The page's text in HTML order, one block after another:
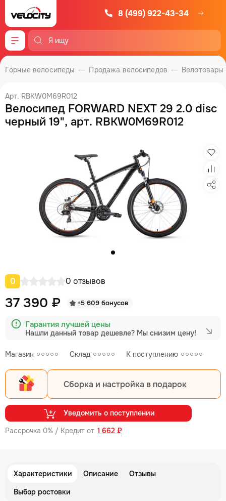
8 (499) 922-43-34
Меню
Велотовары
Продажа велосипедов
Горные велосипеды
Арт. RBKW0M69R012
Велосипед FORWARD NEXT 29 2.0 disc
черный 19", арт. RBKW0M69R012
0 0 отзывов
Магазин Склад К поступлению
37 390 ₽ +5 609 бонусов
Гарантия лучшей цены
Нашли данный товар дешевле? Мы снизим цену!
Рассрочка 0% / Кредит от 1 662 ₽
Сборка и настройка в подарок
Уведомить о поступлении
Характеристики Описание
Отзывы
Выбор ростовки